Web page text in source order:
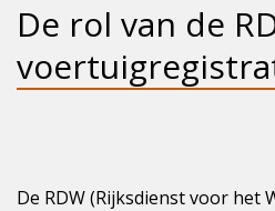
De rol van de
De RDW (Rijksdienst voor het